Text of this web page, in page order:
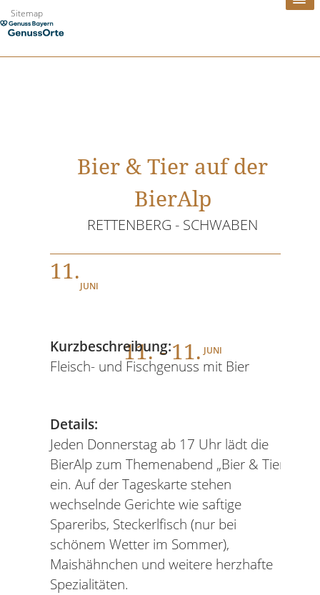
Zum
Inhalt
Sitemap
Bier & Tier auf der
BierAlp
RETTENBERG - SCHWABEN
11.
JUNI
11. - 11. JUNI
Kurzbeschreibung:
Fleisch- und Fischgenuss mit Bier
Details:
Jeden Donnerstag ab 17 Uhr lädt die
BierAlp zum Themenabend „Bier & Tier“
ein. Auf der Tageskarte stehen
wechselnde Gerichte wie saftige
Spareribs, Steckerlfisch (nur bei
schönem Wetter im Sommer),
Maishähnchen und weitere herzhafte
Spezialitäten.